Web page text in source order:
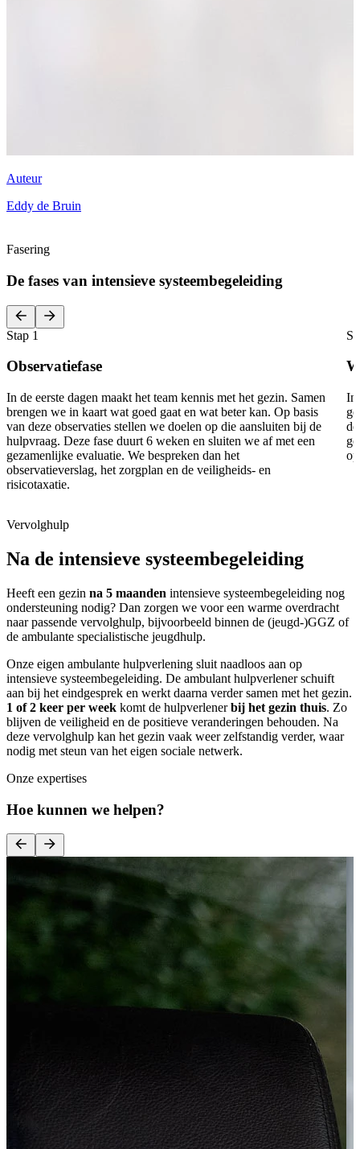
Auteur
Eddy de Bruin
Fasering
De fases van intensieve systeembegeleiding
Stap 1
Observatiefase
In de eerste dagen maakt het team kennis met het gezin. Samen
brengen we in kaart wat goed gaat en wat beter kan. Op basis
van deze observaties stellen we doelen op die aansluiten bij de
hulpvraag. Deze fase duurt 6 weken en sluiten we af met een
gezamenlijke evaluatie. We bespreken dan het
observatieverslag, het zorgplan en de veiligheids- en
risicotaxatie.
In
Vervolghulp
Na de intensieve systeembegeleiding
Heeft een gezin na 5 maanden intensieve systeembegeleiding nog
ondersteuning nodig? Dan zorgen we voor een warme overdracht
naar passende vervolghulp, bijvoorbeeld binnen de (jeugd-)GGZ of
de ambulante specialistische jeugdhulp.
Onze eigen ambulante hulpverlening sluit naadloos aan op
intensieve systeembegeleiding. De ambulant hulpverlener schuift
aan bij het eindgesprek en werkt daarna verder samen met het gezin.
1 of 2 keer per week komt de hulpverlenerbij het gezin thuis. Zo
blijven de veiligheid en de positieve veranderingen behouden. Na
deze vervolghulp kan het gezin vaak weer zelfstandig verder, waar
nodig met steun van het eigen sociale netwerk.
Onze expertises
Hoe kunnen we helpen?